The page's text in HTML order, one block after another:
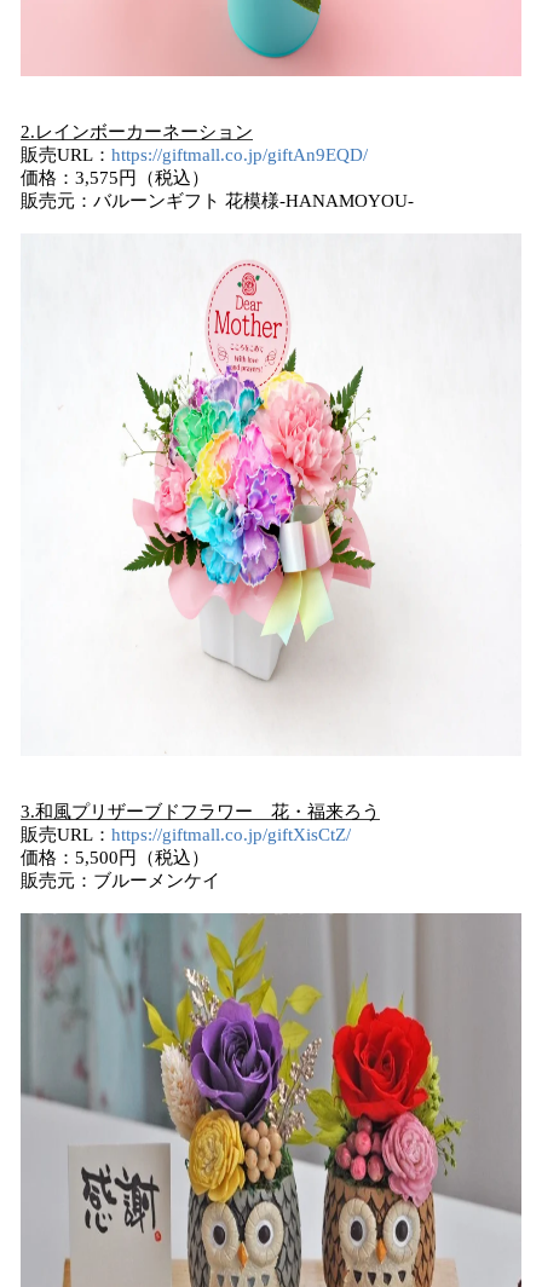
2.レインボーカーネーション
販売URL： https://giftmall.co.jp/giftAn9EQD/
価格：3,575円（税込）
販売元：バルーンギフト 花模様-HANAMOYOU-
3.和風プリザーブドフラワー 花・福来ろう
販売URL： https://giftmall.co.jp/giftXisCtZ/
価格：5,500円（税込）
販売元：ブルーメンケイ